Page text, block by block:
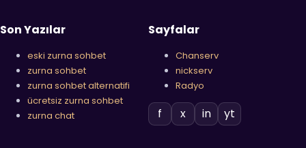
Son Yazılar
eski zurna sohbet
zurna sohbet
zurna sohbet alternatifi
ücretsiz zurna sohbet
zurna chat
Sayfalar
Chanserv
nickserv
Radyo
f x in yt